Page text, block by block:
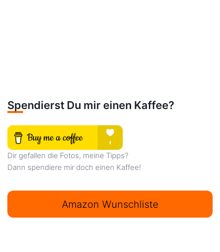
Spendierst Du mir einen Kaffee?
Dir gefallen die Fotos, meine Tipps?
Dann spendiere mir doch einen Kaffee!
Amazon Wunschliste